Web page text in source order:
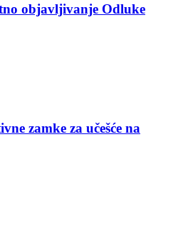
objavljivanje Odluke
zamke za učešće na